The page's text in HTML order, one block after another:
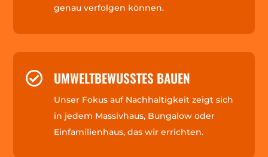
genau verfolgen können.
 UMWELTBEWUSSTES BAUEN
Unser Fokus auf Nachhaltigkeit zeigt sich
in jedem Massivhaus, Bungalow oder
Einfamilienhaus, das wir errichten.